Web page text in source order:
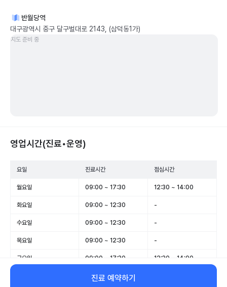
반월당역
대구광역시 중구 달구벌대로 2143, (삼덕동1가)
지도 준비 중
영업시간(진료•운영)
요일 진료시간 점심시간
월요일 09:00 ~ 17:30 12:30 ~ 14:00
화요일 09:00 ~ 12:30 -
수요일 09:00 ~ 12:30 -
목요일 09:00 ~ 12:30 -
금요일 09:00 ~ 17:30 12:30 ~ 14:00
09:00 ~ 12:30
진료 예약하기